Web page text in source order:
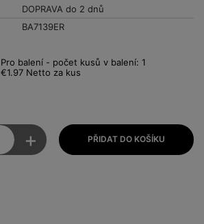
DOPRAVA do 2 dnů
BA7139ER
Pro balení - počet kusů v balení: 1
€1.97 Netto za kus
+